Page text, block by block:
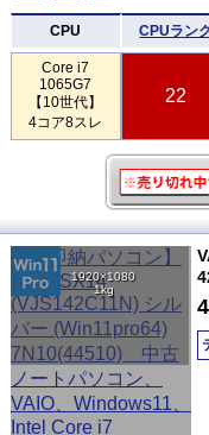
CPU CPUラン
Core i7
1065G7
【10世代】
4コア8スレ
22
1920×1080
1kg